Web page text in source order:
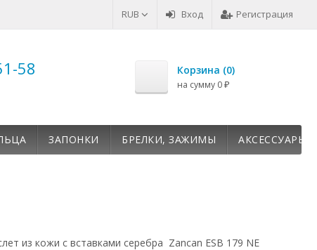
RUB Вход Регистрация
58 Корзина (0)
на сумму 0 ₽
ЗАПОНКИ БРЕЛКИ, ЗАЖИМЫ АКСЕССУАРЫ
из кожи с вставками серебра Zancan ESB 179 NE